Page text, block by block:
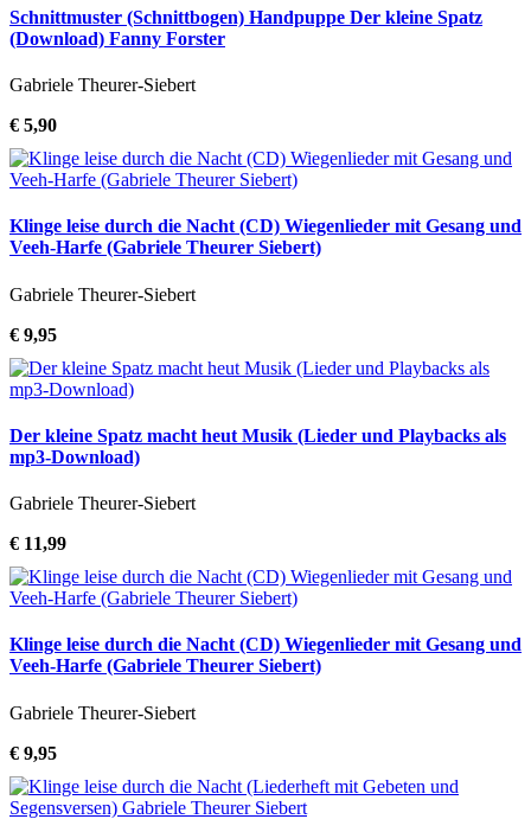
Schnittmuster (Schnittbogen) Handpuppe Der kleine Spatz
(Download) Fanny Forster
Gabriele Theurer-Siebert
€ 5,90
Klinge leise durch die Nacht (CD) Wiegenlieder mit Gesang und
Veeh-Harfe (Gabriele Theurer Siebert)
Gabriele Theurer-Siebert
€ 9,95
Der kleine Spatz macht heut Musik (Lieder und Playbacks als
mp3-Download)
Gabriele Theurer-Siebert
€ 11,99
Klinge leise durch die Nacht (CD) Wiegenlieder mit Gesang und
Veeh-Harfe (Gabriele Theurer Siebert)
Gabriele Theurer-Siebert
€ 9,95